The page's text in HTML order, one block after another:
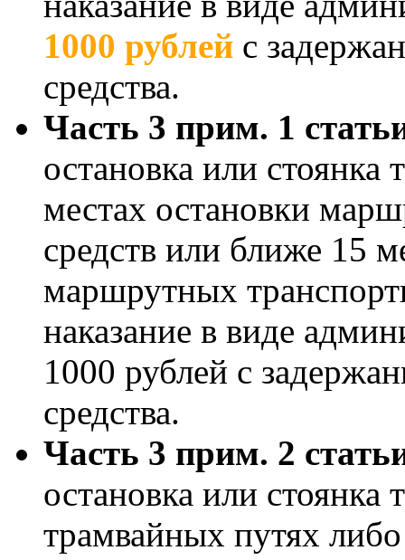
1000 рублей с
средства.
Часть 3 прим. 1
остановка или стоянка
местах остановки
средств или ближе 15
маршрутных
наказание в виде
1000 рублей с
средства.
Часть 3 прим. 2
остановка или стоянка
трамвайных путях